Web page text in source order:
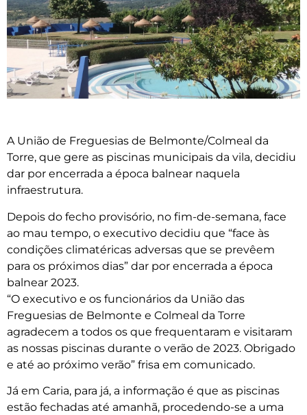
A União de Freguesias de Belmonte/Colmeal da
Torre, que gere as piscinas municipais da vila, decidiu
dar por encerrada a época balnear naquela
infraestrutura.
Depois do fecho provisório, no fim-de-semana, face
ao mau tempo, o executivo decidiu que “face às
condições climatéricas adversas que se prevêem
para os próximos dias” dar por encerrada a época
balnear 2023.
“O executivo e os funcionários da União das
Freguesias de Belmonte e Colmeal da Torre
agradecem a todos os que frequentaram e visitaram
as nossas piscinas durante o verão de 2023. Obrigado
e até ao próximo verão” frisa em comunicado.
Já em Caria, para já, a informação é que as piscinas
estão fechadas até amanhã, procedendo-se a uma